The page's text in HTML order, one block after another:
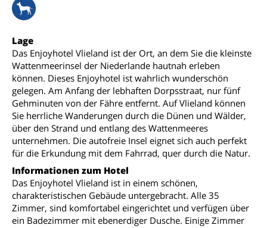
Lage
Das Enjoyhotel Vlieland ist der Ort, an dem Sie die kleinste
Wattenmeerinsel der Niederlande hautnah erleben
können. Dieses Enjoyhotel ist wahrlich wunderschön
gelegen. Am Anfang der lebhaften Dorpsstraat, nur fünf
Gehminuten von der Fähre entfernt. Auf Vlieland können
Sie herrliche Wanderungen durch die Dünen und Wälder,
über den Strand und entlang des Wattenmeeres
unternehmen. Die autofreie Insel eignet sich auch perfekt
für die Erkundung mit dem Fahrrad, quer durch die Natur.
Informationen zum Hotel
Das Enjoyhotel Vlieland ist in einem schönen,
charakteristischen Gebäude untergebracht. Alle 35
Zimmer, sind komfortabel eingerichtet und verfügen über
ein Badezimmer mit ebenerdiger Dusche. Einige Zimmer